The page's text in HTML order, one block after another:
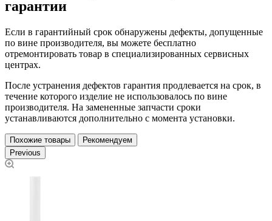
гарантии
Если в гарантийный срок обнаружены дефекты, допущенные
по вине производителя, вы можете бесплатно
отремонтировать товар в специализированных сервисных
центрах.
После устранения дефектов гарантия продлевается на срок, в
течение которого изделие не использовалось по вине
производителя. На замененные запчасти сроки
устанавливаются дополнительно с момента установки.
Похожие товары
Рекомендуем
Previous